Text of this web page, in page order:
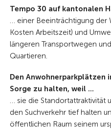
Tempo 30 auf kantonalen
… einer Beeinträchtigung der
Kosten Arbeitszeit) und
längeren Transportwegen
Quartieren.
Den Anwohnerparkplätzen
Sorge zu halten, weil ...
… sie die Standortattraktivität
den Suchverkehr tief halten
öffentlichen Raum seinem